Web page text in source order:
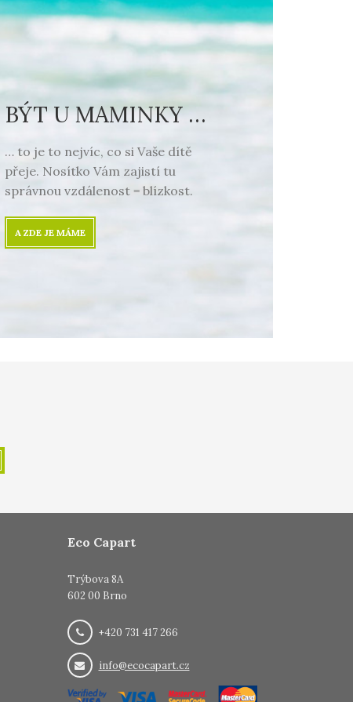
BÝT U MAMINKY …
… to je to nejvíc, co si Vaše dítě
přeje. Nosítko Vám zajistí tu
správnou vzdálenost = blízkost.
A ZDE JE MÁME
Eco Capart
Trýbova 8A
602 00 Brno
+420 731 417 266
info@ecocapart.cz